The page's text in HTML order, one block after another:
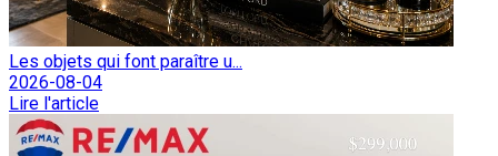
Les objets qui font paraître u...
2026-08-04
Lire l'article